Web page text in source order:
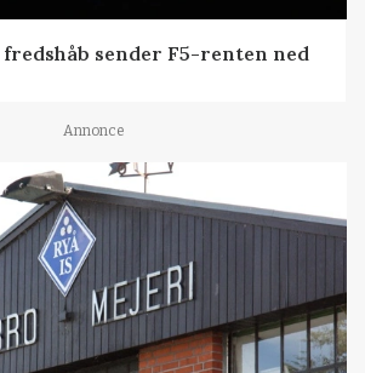
sender F5-renten ned
Annonce